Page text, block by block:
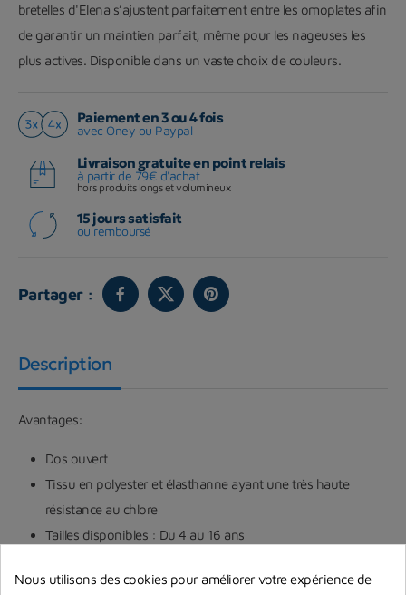
bretelles d'Elena s’ajustent parfaitement entre les omoplates afin
de garantir un maintien parfait, même pour les nageuses les
plus actives. Disponible dans un vaste choix de couleurs.
Paiement en 3 ou 4 fois
avec Oney ou Paypal
Livraison gratuite en point relais
à partir de 79€ d'achat
hors produits longs et volumineux
15 jours satisfait
ou remboursé
Partager :
Description
Avantages:
Dos ouvert
Tissu en polyester et élasthanne ayant une très haute
résistance au chlore
Tailles disponibles : Du 4 au 16 ans
Technologies et Matières :
Nous utilisons des cookies pour améliorer votre expérience de